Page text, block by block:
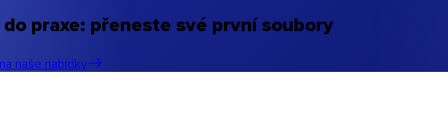
praxe: přeneste své první soubory
naše nabídky